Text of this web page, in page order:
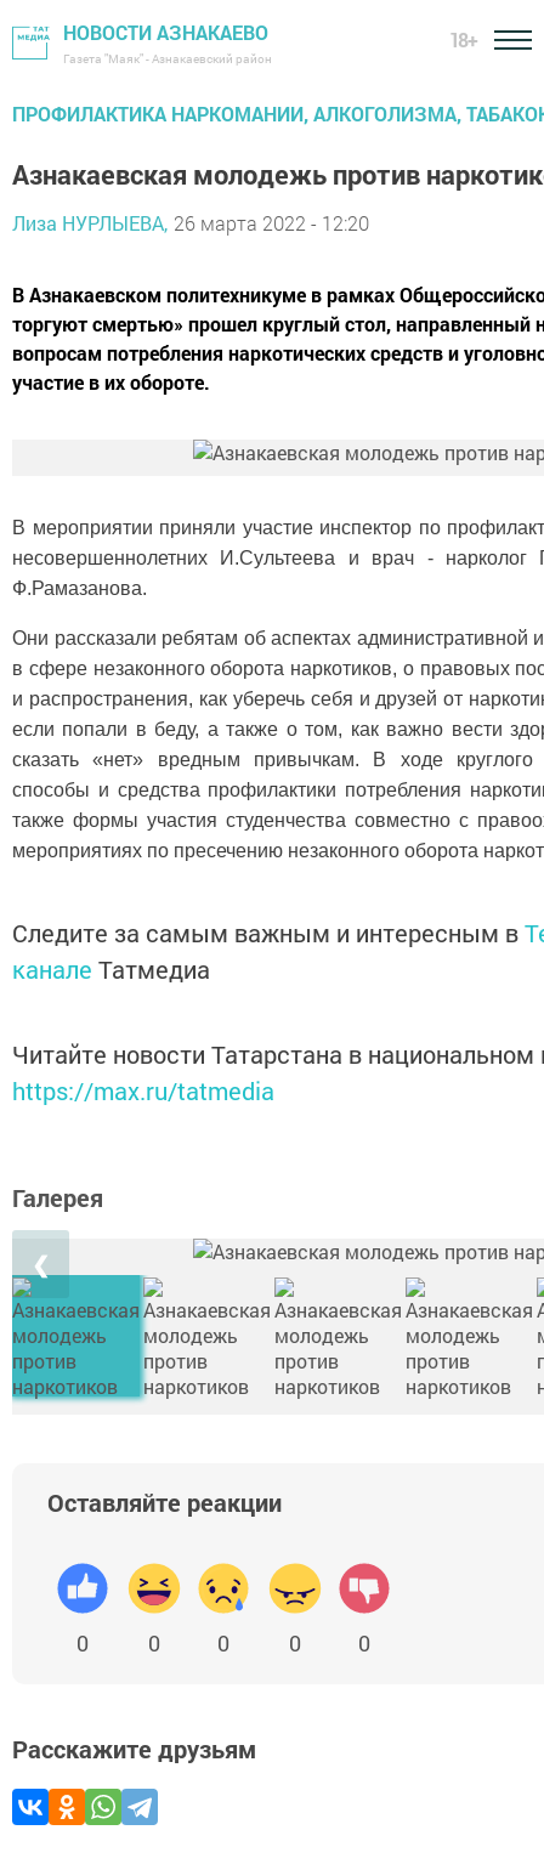
НОВОСТИ АЗНАКАЕВО
Газета "Маяк" - Азнакаевский район
18+
ПРОФИЛАКТИКА НАРКОМАНИИ, АЛКОГОЛИЗМА,
Азнакаевская молодежь против
Лиза НУРЛЫЕВА, 26 марта 2022 - 12:20
В Азнакаевском политехникуме в рамках
торгуют смертью» прошел круглый стол, направленный
вопросам потребления наркотических средств и
участие в их обороте.
В мероприятии приняли участие инспектор по
несовершеннолетних И.Сультеева и врач -
Ф.Рамазанова.
Они рассказали ребятам об аспектах административной
в сфере незаконного оборота наркотиков, о правовых
и распространения, как уберечь себя и друзей от
если попали в беду, а также о том, как важно вести
сказать «нет» вредным привычкам. В ходе круглого
способы и средства профилактики потребления
также формы участия студенчества совместно с
мероприятиях по пресечению незаконного оборота
Следите за самым важным и интересным в
канале Татмедиа
Читайте новости Татарстана в
https://max.ru/tatmedia
Галерея
❮
Оставляйте реакции
0 0 0 0 0
Расскажите друзьям